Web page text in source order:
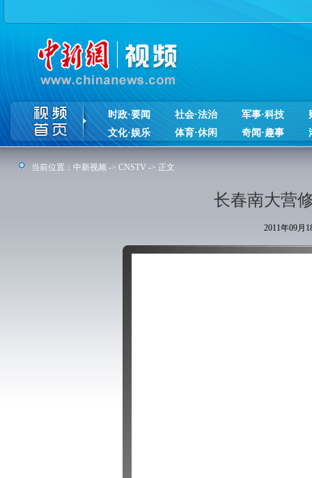
时政·要闻 社会·法治 军事·科技
文化·娱乐
体育·休闲 奇闻·趣事
当前位置： 中新视频 -> CNSTV -> 正文
长春南大营
2011年09月